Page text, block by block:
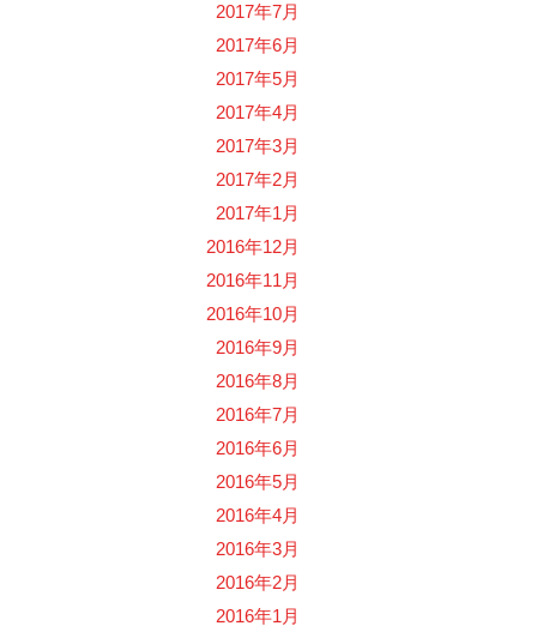
2017年7月
2017年6月
2017年5月
2017年4月
2017年3月
2017年2月
2017年1月
2016年12月
2016年11月
2016年10月
2016年9月
2016年8月
2016年7月
2016年6月
2016年5月
2016年4月
2016年3月
2016年2月
2016年1月